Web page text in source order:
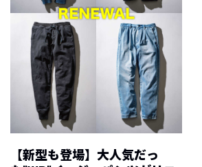
【新型も登場】大人気だっ